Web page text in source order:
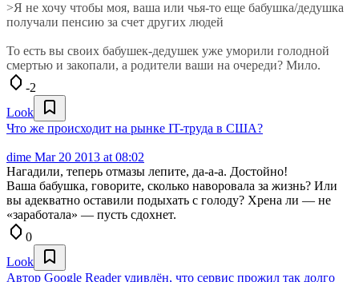
>Я не хочу чтобы моя, ваша или чья-то еще бабушка/дедушка
получали пенсию за счет других людей
То есть вы своих бабушек-дедушек уже уморили голодной
смертью и закопали, а родители ваши на очереди? Мило.
-2
Look
Что же происходит на рынке IT-труда в США?
dime Mar 20 2013 at 08:02
Нагадили, теперь отмазы лепите, да-а-а. Достойно!
Ваша бабушка, говорите, сколько наворовала за жизнь? Или
вы адекватно оставили подыхать с голоду? Хрена ли — не
«заработала» — пусть сдохнет.
0
Look
Автор Google Reader удивлён, что сервис прожил так долго